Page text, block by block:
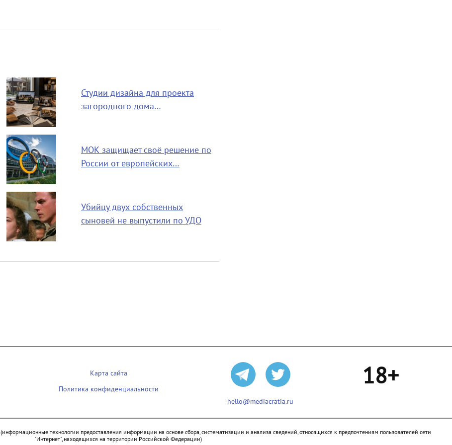
Студии дизайна для проекта
загородного дома…
МОК защищает своё решение по
России от европейских…
Убийцу двух собственных
сыновей не выпустили по УДО
Карта сайта
Политика конфиденциальности
hello@mediacratia.ru
18+
(информационные технологии предоставления информации на основе сбора, систематизации и анализа сведений, относящихся к предпочтениям пользователей сети
"Интернет", находящихся на территории Российской Федерации)